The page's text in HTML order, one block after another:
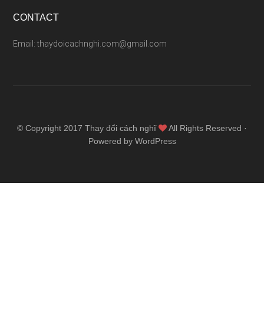
CONTACT
Email: thaydoicachnghi.com@gmail.com
© Copyright 2017 Thay đổi cách nghĩ
All Rights Reserved ·
Powered by WordPress